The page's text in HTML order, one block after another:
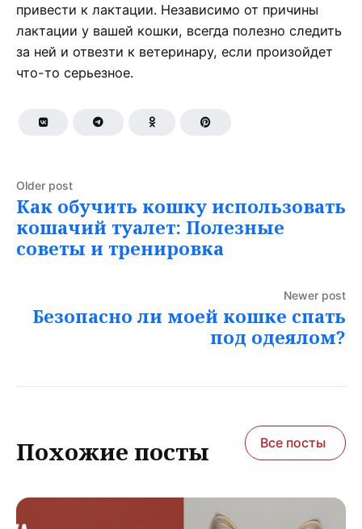
привести к лактации. Независимо от причины
лактации у вашей кошки, всегда полезно следить
за ней и отвезти к ветеринару, если произойдет
что-то серьезное.
Older post
Как обучить кошку использовать
кошачий туалет: Полезные
советы и тренировка
Newer post
Безопасно ли моей кошке спать
под одеялом?
Похожие посты Все посты